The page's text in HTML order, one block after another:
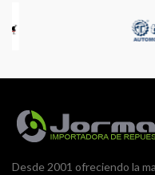
Desde 2001 ofreciendo la